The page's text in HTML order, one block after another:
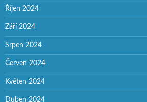
Říjen 2024
Září 2024
Srpen 2024
Červen 2024
Květen 2024
Duben 2024